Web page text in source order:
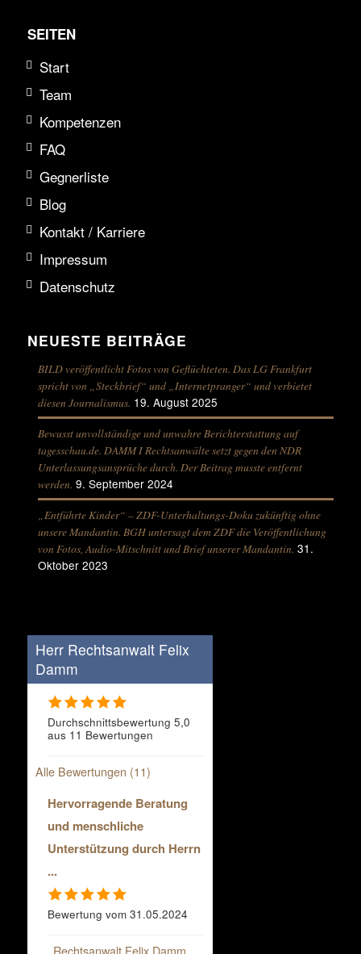
SEITEN
Start
Team
Kompetenzen
FAQ
Gegnerliste
Blog
Kontakt / Karriere
Impressum
Datenschutz
NEUESTE BEITRÄGE
BILD veröffentlicht Fotos von Geflüchteten. Das LG Frankfurt
spricht von „Steckbrief“ und „Internetpranger“ und verbietet
diesen Journalismus. 19. August 2025
Bewusst unvollständige und unwahre Berichterstattung auf
tagesschau.de. DAMM I Rechtsanwälte setzt gegen den NDR
Unterlassungsansprüche durch. Der Beitrag musste entfernt
werden. 9. September 2024
„Entführte Kinder“ – ZDF-Unterhaltungs-Doku zukünftig ohne
unsere Mandantin. BGH untersagt dem ZDF die Veröffentlichung
von Fotos, Audio-Mitschnitt und Brief unserer Mandantin. 31.
Oktober 2023
Herr Rechtsanwalt Felix
Damm
Durchschnittsbewertung 5,0
aus 11 Bewertungen
Alle Bewertungen (11)
Hervorragende Beratung
und menschliche
Unterstützung durch Herrn
...
Bewertung vom 31.05.2024
Rechtsanwalt Felix Damm